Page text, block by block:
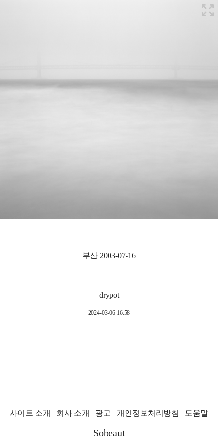
부산 2003-07-16
drypot
2024-03-06 16:58
사이트 소개 회사 소개 광고 개인정보처리방침 도움말
Sobeaut